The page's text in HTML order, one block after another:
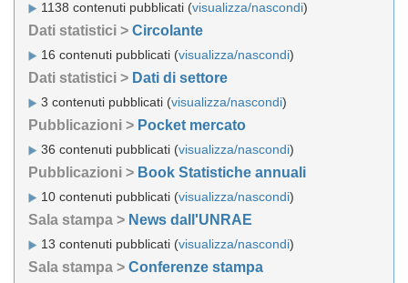
1138 contenuti pubblicati (visualizza/nascondi)
Dati statistici > Circolante
16 contenuti pubblicati (visualizza/nascondi)
Dati statistici > Dati di settore
3 contenuti pubblicati (visualizza/nascondi)
Pubblicazioni > Pocket mercato
36 contenuti pubblicati (visualizza/nascondi)
Pubblicazioni > Book Statistiche annuali
10 contenuti pubblicati (visualizza/nascondi)
Sala stampa > News dall'UNRAE
13 contenuti pubblicati (visualizza/nascondi)
Sala stampa > Conferenze stampa